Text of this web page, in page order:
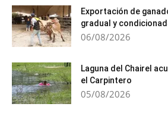
Exportación de
gradual y
06/08/2026
Laguna del Chairel
el Carpintero
05/08/2026